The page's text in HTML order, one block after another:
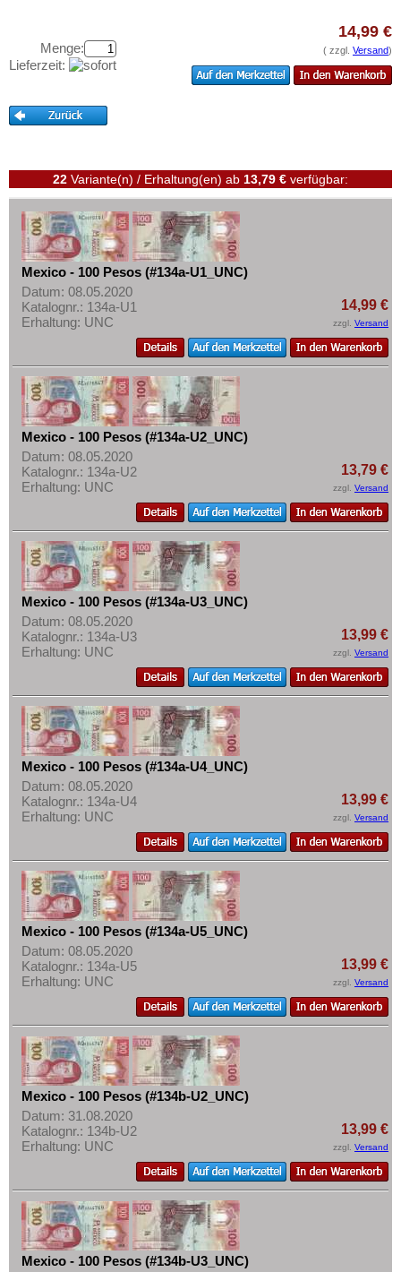
St. Lucia
St. Vincent
Uruguay
USA
Venezuela
Banknotenbriefe
Kataloge
Gutscheine
Kontakt
Informationen
Preislisten
Ankauf
Erhaltungsgrade
Gratisbanknoten
FAQ
Mehr über...
Zahlungsbedingungen
Privatsphäre und Datenschutz
Widerrufsbelehrung
Liefer- und Versandkosten
AGB
Impressum
Menge:
Lieferzeit:
14,99 €
( zzgl. Versand)
22 Variante(n) / Erhaltung(en) ab 13,79 € verfügbar:
Mexico - 100 Pesos (#134a-U1_UNC)
Datum: 08.05.2020
Katalognr.: 134a-U1
Erhaltung: UNC
14,99 €
zzgl. Versand
Mexico - 100 Pesos (#134a-U2_UNC)
Datum: 08.05.2020
Katalognr.: 134a-U2
Erhaltung: UNC
13,79 €
zzgl. Versand
Mexico - 100 Pesos (#134a-U3_UNC)
Datum: 08.05.2020
Katalognr.: 134a-U3
Erhaltung: UNC
13,99 €
zzgl. Versand
Mexico - 100 Pesos (#134a-U4_UNC)
Datum: 08.05.2020
Katalognr.: 134a-U4
Erhaltung: UNC
13,99 €
zzgl. Versand
Mexico - 100 Pesos (#134a-U5_UNC)
Datum: 08.05.2020
Katalognr.: 134a-U5
Erhaltung: UNC
13,99 €
zzgl. Versand
Mexico - 100 Pesos (#134b-U2_UNC)
Datum: 31.08.2020
Katalognr.: 134b-U2
Erhaltung: UNC
13,99 €
zzgl. Versand
Mexico - 100 Pesos (#134b-U3_UNC)